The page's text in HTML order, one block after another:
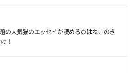
の人気猫のエッセイが読めるのはねこのき
！